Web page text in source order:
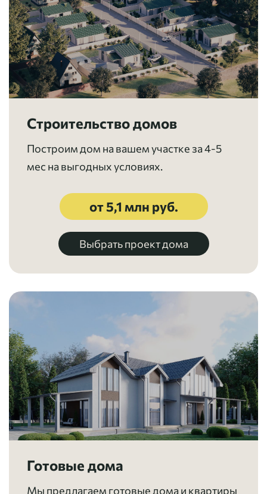
Строительство домов
Построим дом на вашем участке за 4-5
мес на выгодных условиях.
от 5,1 млн руб.
Выбрать проект дома
Готовые дома
Мы предлагаем готовые дома и квартиры